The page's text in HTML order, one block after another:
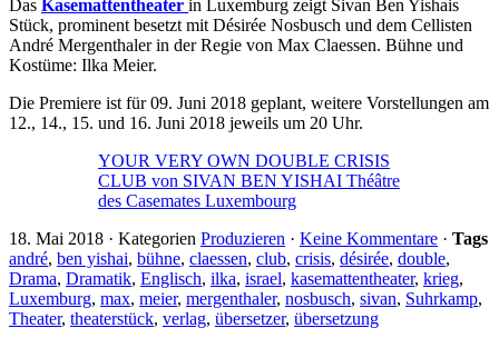
Das Kasemattentheater in Luxemburg zeigt Sivan Ben Yishais
Stück, prominent besetzt mit Désirée Nosbusch und dem Cellisten
André Mergenthaler in der Regie von Max Claessen. Bühne und
Kostüme: Ilka Meier.
Die Premiere ist für 09. Juni 2018 geplant, weitere Vorstellungen am
12., 14., 15. und 16. Juni 2018 jeweils um 20 Uhr.
YOUR VERY OWN DOUBLE CRISIS
CLUB von SIVAN BEN YISHAI Théâtre
des Casemates Luxembourg
18. Mai 2018 · Kategorien Produzieren · Keine Kommentare · Tags
andré, ben yishai, bühne, claessen, club, crisis, désirée, double,
Drama, Dramatik, Englisch, ilka, israel, kasemattentheater, krieg,
Luxemburg, max, meier, mergenthaler, nosbusch, sivan, Suhrkamp,
Theater, theaterstück, verlag, übersetzer, übersetzung